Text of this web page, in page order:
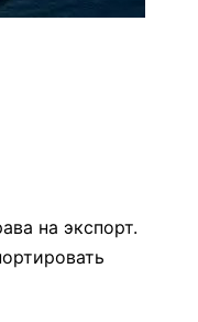
на экспорт.